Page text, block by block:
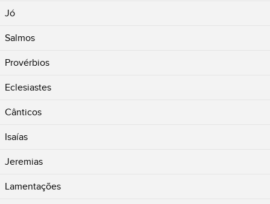
Jó
Salmos
Provérbios
Eclesiastes
Cânticos
Isaías
Jeremias
Lamentações